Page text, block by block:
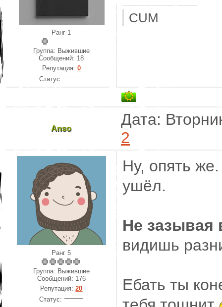
Ранг 1
Группа: Выжившие
Сообщений: 18
Репутация: 0
Статус:
CUM
Anso
Дата:
2
Ранг 5
Группа: Выжившие
Сообщений: 176
Репутация:20
Статус:
Ну, опять
ушёл.
Не зазывая
видишь
Ебать ты